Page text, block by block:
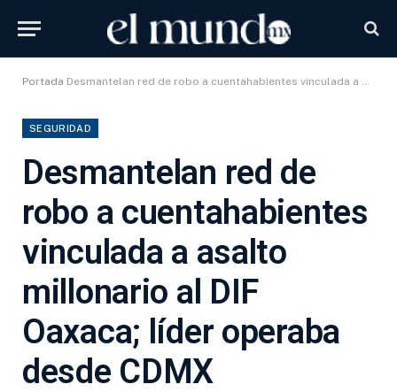
Portada Desmantelan red de robo a cuentahabientes vinculada a asalto millonario al DIF Oaxaca; líder operaba desde CDMX
SEGURIDAD
Desmantelan red de
robo a cuentahabientes
vinculada a asalto
millonario al DIF
Oaxaca; líder operaba
desde CDMX